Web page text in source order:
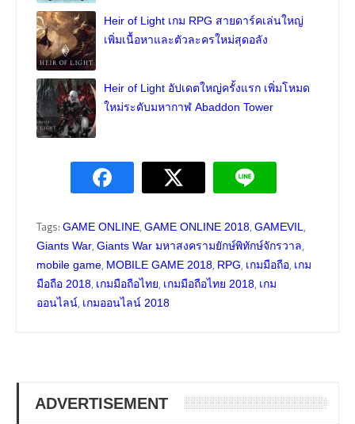
Heir of Light เกม RPG สายดาร์คเล่นใหญ่
เพิ่มเนื้อหาและตัวละครใหม่สุดอลัง
Heir of Light อัปเดตใหญ่ครั้งแรก เพิ่มโหมด
ใหม่ระดับมหากาฬ Abaddon Tower
Tags: GAME ONLINE, GAME ONLINE 2018, GAMEVIL,
Giants War, Giants War มหาสงครามยักษ์พิทักษ์จักรวาล,
mobile game, MOBILE GAME 2018, RPG, เกมมือถือ, เกม
มือถือ 2018, เกมมือถือไทย, เกมมือถือไทย 2018, เกม
ออนไลน์, เกมออนไลน์ 2018
ADVERTISEMENT